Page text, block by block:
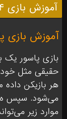
آموزش بازی ۴ برگ { پاسور }
آموزش بازی
بازی پاسور یک
حقیقی مثل خود
هر بازیکن
می‌شود. سپس ه
موارد زیر